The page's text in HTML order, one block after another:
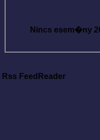
Nincs esem�ny
Rss FeedReader